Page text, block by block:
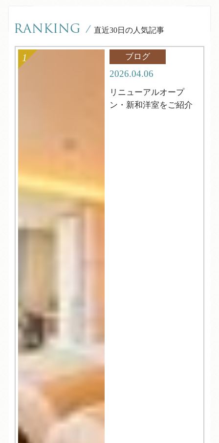
RANKING / 直近30日の人気記事
ブログ
2026.04.06
リニューアルオープ
ン・新和洋室をご紹介